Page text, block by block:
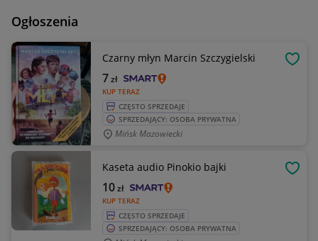
Ogłoszenia
Czarny młyn Marcin Szczygielski
KUP TERAZ
7zł
CZĘSTO SPRZEDAJE
SPRZEDAJĄCY: OSOBA PRYWATNA
Mińsk Mazowiecki
Kaseta audio Pinokio bajki
KUP TERAZ
10zł
CZĘSTO SPRZEDAJE
SPRZEDAJĄCY: OSOBA PRYWATNA